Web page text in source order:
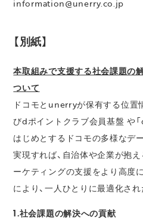
information@unerry.co.jp
【別紙】
本取組みで支援する社会課題の
ついて
ドコモとunerryが保有する位置
びdポイントクラブ会員基盤 や
はじめとするドコモの多様なデ
実現すれば、自治体や企業が抱
ーケティングの支援をより高度
により、一人ひとりに最適化さ
1.社会課題の解決への貢献